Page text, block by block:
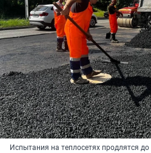
Испытания на теплосетях продлятся до